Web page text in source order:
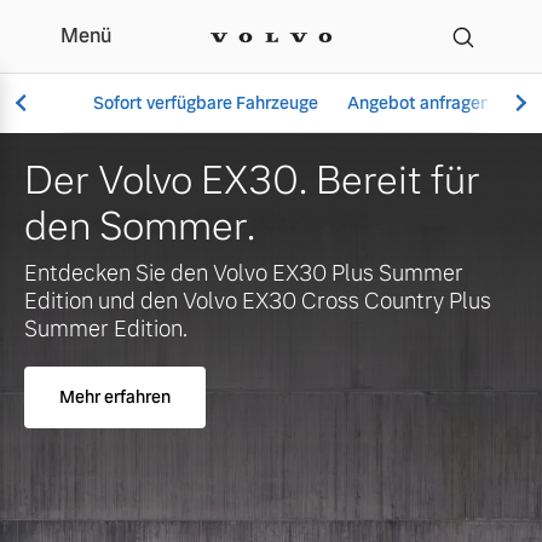
Ihr Volvo Händler in
Menü
Sofort verfügbare Fahrzeuge Angebot anfragen
Vollelektrisch
6 Modelle
Plug-in Hybrid
Geschäftskunden
Unser Team
Der Volvo EX30. Bereit für
den Sommer.
Entdecken Sie den Volvo EX30 Plus Summer
Edition und den Volvo EX30 Cross Country Plus
Summer Edition.
Mehr erfahren